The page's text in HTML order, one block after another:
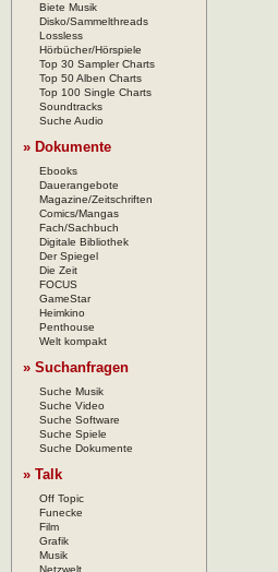
Biete Musik
Disko/Sammelthreads
Lossless
Hörbücher/Hörspiele
Top 30 Sampler Charts
Top 50 Alben Charts
Top 100 Single Charts
Soundtracks
Suche Audio
» Dokumente
Ebooks
Dauerangebote
Magazine/Zeitschriften
Comics/Mangas
Fach/Sachbuch
Digitale Bibliothek
Der Spiegel
Die Zeit
FOCUS
GameStar
Heimkino
Penthouse
Welt kompakt
» Suchanfragen
Suche Musik
Suche Video
Suche Software
Suche Spiele
Suche Dokumente
» Talk
Off Topic
Funecke
Film
Grafik
Musik